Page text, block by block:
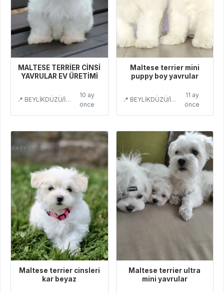
MALTESE TERRİER CİNSİ
YAVRULAR EV ÜRETİMİ
📍 BEYLİKDÜZÜ/İSTANBUL
10 ay
önce
Maltese terrier mini
puppy boy yavrular
📍 BEYLİKDÜZÜ/İSTANBUL
11 ay
önce
Maltese terrier cinsleri
kar beyaz
Maltese terrier ultra
mini yavrular